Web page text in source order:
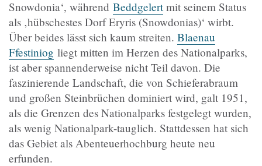
Snowdonia‘, während Beddgelertmit seinem Status
als ‚hübschestes Dorf Eryris (Snowdonias)‘ wirbt.
Über beides lässt sich kaum streiten. Blaenau
Ffestiniog liegt mitten im Herzen des Nationalparks,
ist aber spannenderweise nicht Teil davon. Die
faszinierende Landschaft, die von Schieferabraum
und großen Steinbrüchen dominiert wird, galt 1951,
als die Grenzen des Nationalparks festgelegt wurden,
als wenig Nationalpark-tauglich. Stattdessen hat sich
das Gebiet als Abenteuerhochburg heute neu
erfunden.